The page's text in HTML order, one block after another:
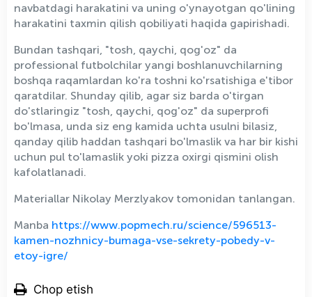
navbatdagi harakatini va uning o'ynayotgan qo'lining
harakatini taxmin qilish qobiliyati haqida gapirishadi.
Bundan tashqari, "tosh, qaychi, qog'oz" da
professional futbolchilar yangi boshlanuvchilarning
boshqa raqamlardan ko'ra toshni ko'rsatishiga e'tibor
qaratdilar. Shunday qilib, agar siz barda o'tirgan
do'stlaringiz "tosh, qaychi, qog'oz" da superprofi
bo'lmasa, unda siz eng kamida uchta usulni bilasiz,
qanday qilib haddan tashqari bo'lmaslik va har bir kishi
uchun pul to'lamaslik yoki pizza oxirgi qismini olish
kafolatlanadi.
Materiallar Nikolay Merzlyakov tomonidan tanlangan.
Manba https://www.popmech.ru/science/596513-
kamen-nozhnicy-bumaga-vse-sekrety-pobedy-v-
etoy-igre/
Chop etish